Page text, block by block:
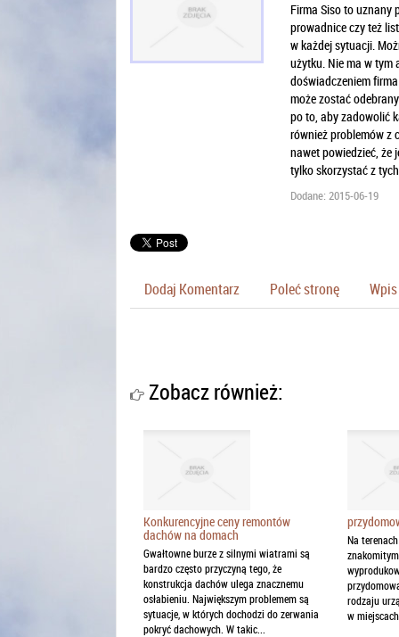
Firma Siso to uznany
prowadnice czy też
w każdej sytuacji.
użytku. Nie ma w tym
doświadczeniem
może zostać
po to, aby zadowolić
również problemów z
nawet powiedzieć, że
tylko skorzystać z
Dodane: 2015-06-19
Dodaj Komentarz Poleć stronę
Zobacz również:
Konkurencyjne ceny remontów
dachów na domach
Gwałtowne burze z silnymi wiatrami są
bardzo często przyczyną tego, że
konstrukcja dachów ulega znacznemu
osłabieniu. Największym problemem są
sytuacje, w których dochodzi do zerwania
pokryć dachowych. W takic...
Na
rodzaju
w